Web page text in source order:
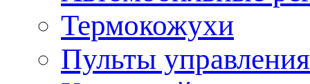
Термокожухи
Пульты управления